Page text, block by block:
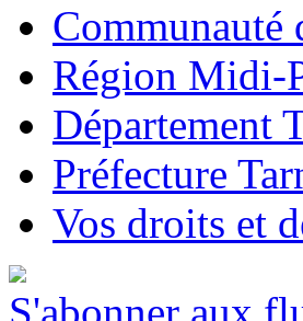
Communauté
Région Midi-
Département
Préfecture
Vos droits et